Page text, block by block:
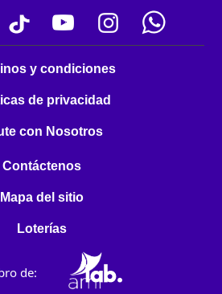
y condiciones
de privacidad
con Nosotros
Contáctenos
Mapa del sitio
Loterías
de: